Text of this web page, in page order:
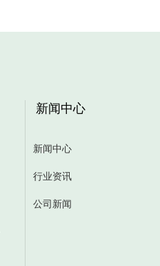
新闻中心
新闻中心
行业资讯
公司新闻